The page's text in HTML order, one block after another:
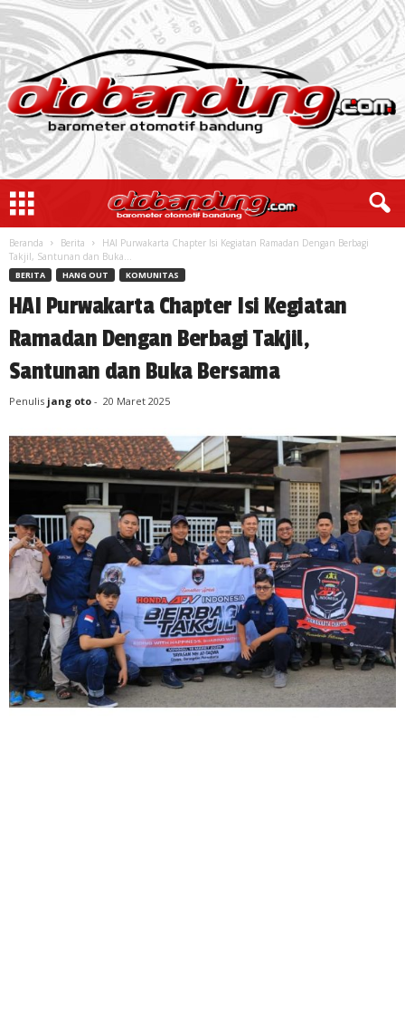
Beranda Berita
HAI Purwakarta Chapter Isi Kegiatan Ramadan Dengan Berbagi
Takjil, Santunan dan Buka...
BERITA HANG OUT KOMUNITAS
HAI Purwakarta Chapter Isi Kegiatan
Ramadan Dengan Berbagi Takjil,
Santunan dan Buka Bersama
Penulis jang oto - 20 Maret 2025